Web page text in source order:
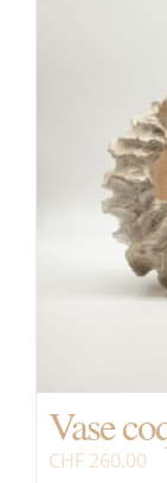
Vase
CHF 260.00